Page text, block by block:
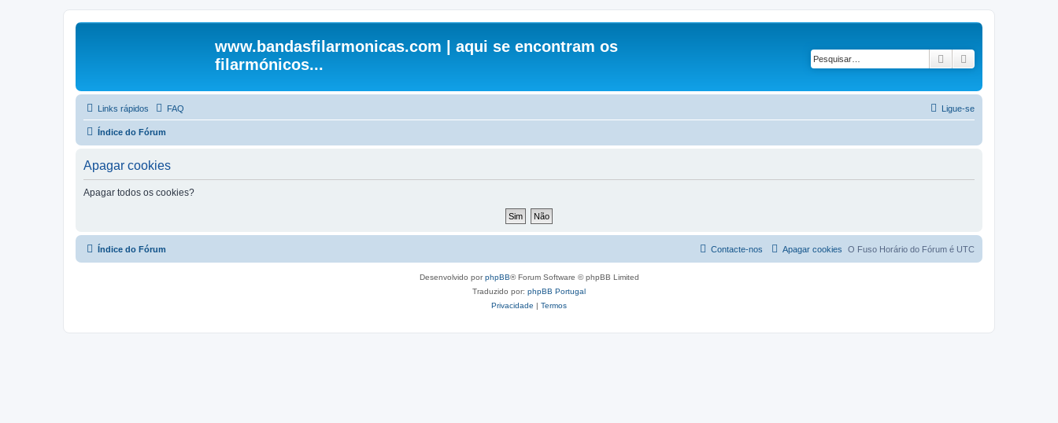
www.bandasfilarmonicas.com | aqui se encontram os
filarmónicos...
Pesquisar
Links rápidos FAQ Ligue-se
Índice do Fórum
Apagar cookies
Apagar todos os cookies?
Índice do Fórum O Fuso Horário do Fórum é UTC
Apagar cookies
Contacte-nos
Desenvolvido porphpBB® Forum Software © phpBB Limited
Traduzido por: phpBB Portugal
Privacidade | Termos